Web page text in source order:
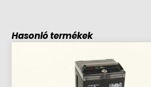
Hasonló termékek